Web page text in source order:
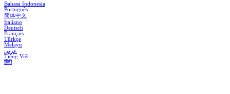
Bahasa Indonesia
Português
简体中文
Italiano
Deutsch
Français
Türkçe
Melayu
عربي
Tiếng Việt
हिंदी